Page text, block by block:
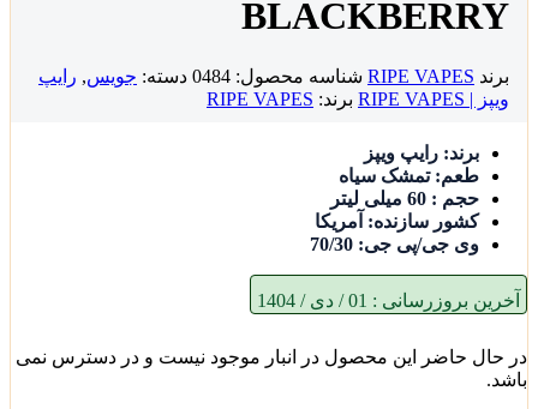
BLACKBERRY
برند RIPE VAPES شناسه محصول: 0484 دسته: جویس, رایپ
ویپز | RIPE VAPES
برند: RIPE VAPES
برند: رایپ ویپز
طعم: تمشک سیاه
حجم : 60 میلی لیتر
کشور سازنده: آمریکا
وی جی/پی جی: 70/30
آخرین بروزرسانی : 01 / دی / 1404
در حال حاضر این محصول در انبار موجود نیست و در دسترس نمی
باشد.